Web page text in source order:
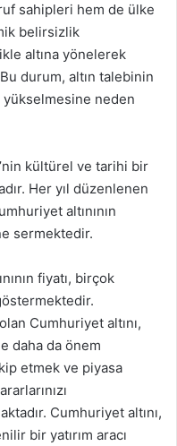
sahipleri hem de ülke
belirsizlik
altına yönelerek
durum, altın talebinin
yükselmesine neden
kültürel ve tarihi bir
Her yıl düzenlenen
altınının
sermektedir.
fiyatı, birçok
Cumhuriyet altını,
daha da önem
etmek ve piyasa
Cumhuriyet altını,
bir yatırım aracı